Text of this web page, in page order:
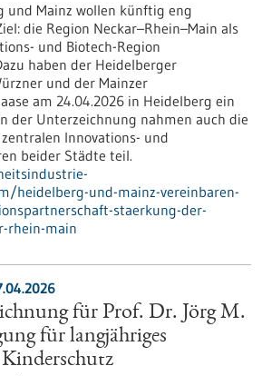
und Mainz wollen künftig eng
die Region Neckar–Rhein–Main als
und Biotech-Region
haben der Heidelberger
und der Mainzer
am 24.04.2026 in Heidelberg ein
der Unterzeichnung nahmen auch die
Innovations- und
beider Städte teil.
heidelberg-und-mainz-vereinbaren-
staerkung-der-
rhein-main
für Prof. Dr. Jörg M.
für langjähriges